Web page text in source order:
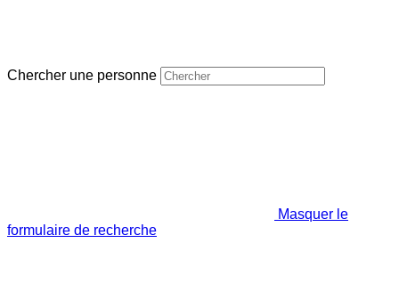
Chercher une personne
Masquer le
formulaire de recherche